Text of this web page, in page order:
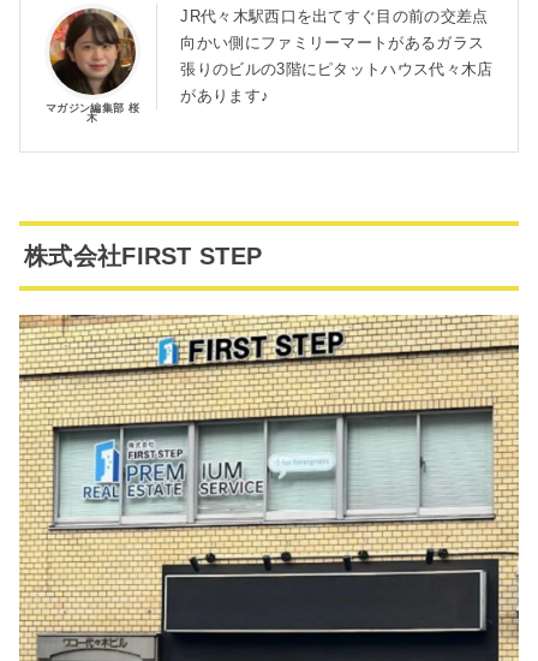
マガジン編集部 桜
木
JR代々木駅西口を出てすぐ目の前の交差点
向かい側にファミリーマートがあるガラス
張りのビルの3階にピタットハウス代々木店
があります♪
株式会社FIRST STEP